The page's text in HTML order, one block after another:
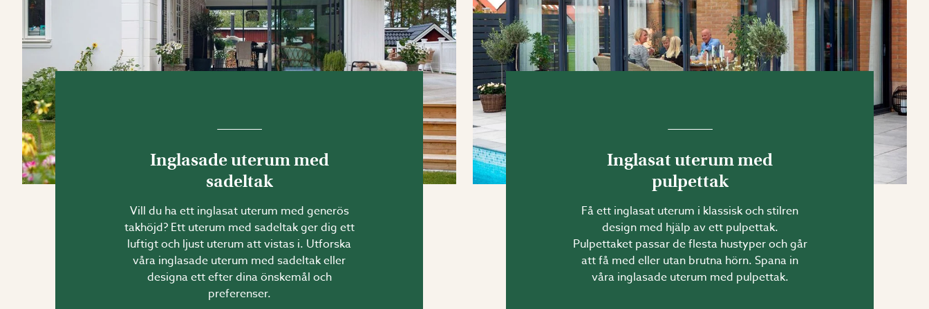
Inglasade uterum med
sadeltak
Vill du ha ett inglasat uterum med generös
takhöjd? Ett uterum med sadeltak ger dig ett
luftigt och ljust uterum att vistas i. Utforska
våra inglasade uterum med sadeltak eller
designa ett efter dina önskemål och
preferenser.
Inglasat uterum med
pulpettak
Få ett inglasat uterum i klassisk och stilren
design med hjälp av ett pulpettak.
Pulpettaket passar de flesta hustyper och går
att få med eller utan brutna hörn. Spana in
våra inglasade uterum med pulpettak.